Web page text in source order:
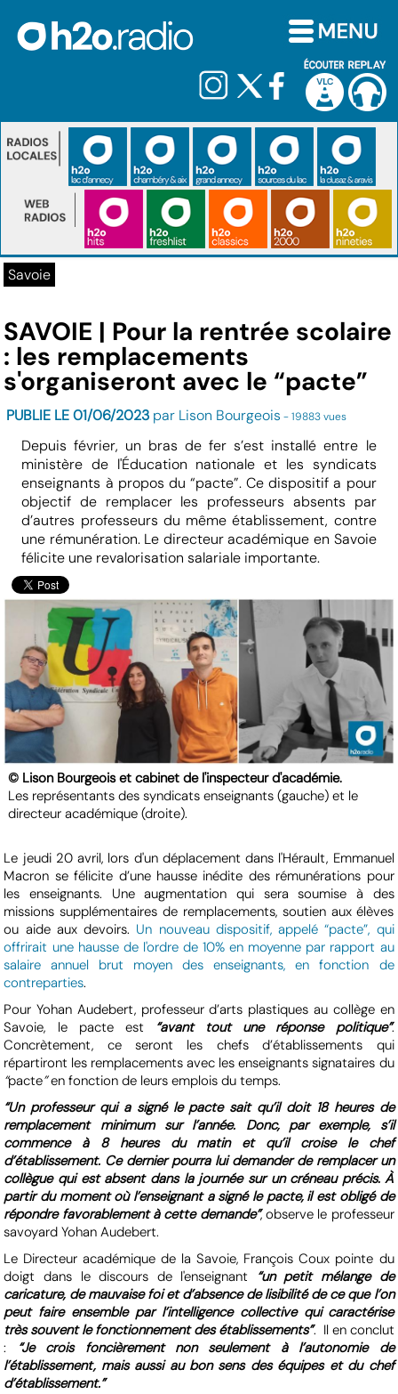
Savoie
SAVOIE | Pour la rentrée scolaire
: les remplacements
s'organiseront avec le “pacte”
PUBLIE LE 01/06/2023 par Lison Bourgeois - 19883 vues
Depuis février, un bras de fer s’est installé entre le
ministère de l'Éducation nationale et les syndicats
enseignants à propos du “pacte”. Ce dispositif a pour
objectif de remplacer les professeurs absents par
d’autres professeurs du même établissement, contre
une rémunération. Le directeur académique en Savoie
félicite une revalorisation salariale importante.
© Lison Bourgeois et cabinet de l'inspecteur d'académie.
Les représentants des syndicats enseignants (gauche) et le
directeur académique (droite).
Le jeudi 20 avril, lors d'un déplacement dans l'Hérault, Emmanuel
Macron se félicite d’une hausse inédite des rémunérations pour
les enseignants. Une augmentation qui sera soumise à des
missions supplémentaires de remplacements, soutien aux élèves
ou aide aux devoirs. Un nouveau dispositif, appelé “pacte”, qui
offrirait une hausse de l'ordre de 10% en moyenne par rapport au
salaire annuel brut moyen des enseignants, en fonction de
contreparties.
Pour Yohan Audebert, professeur d’arts plastiques au collège en
Savoie, le pacte est
“avant tout une réponse politique”.
Concrètement, ce seront les chefs d’établissements qui
répartiront les remplacements avec les enseignants signataires du
“pacte”en fonction de leurs emplois du temps.
“Un professeur qui a signé le pacte sait qu’il doit 18 heures de
remplacement minimum sur l’année. Donc, par exemple, s’il
commence à 8 heures du matin et qu’il croise le chef
d’établissement. Ce dernier pourra lui demander de remplacer un
collègue qui est absent dans la journée sur un créneau précis. À
partir du moment où l’enseignant a signé le pacte, il est obligé de
répondre favorablement à cette demande”, observe le professeur
savoyard Yohan Audebert.
Le Directeur académique de la Savoie, François Coux pointe du
doigt dans le discours de l'enseignant
“un petit mélange de
caricature, de mauvaise foi et d’absence de lisibilité de ce que l’on
peut faire ensemble par l’intelligence collective qui caractérise
très souvent le fonctionnement des établissements”. Il en conclut
:
“Je crois foncièrement non seulement à l’autonomie de
l’établissement, mais aussi au bon sens des équipes et du chef
d’établissement.”